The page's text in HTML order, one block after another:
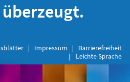
Impressum
Barrierefreiheit
Leichte Sprache